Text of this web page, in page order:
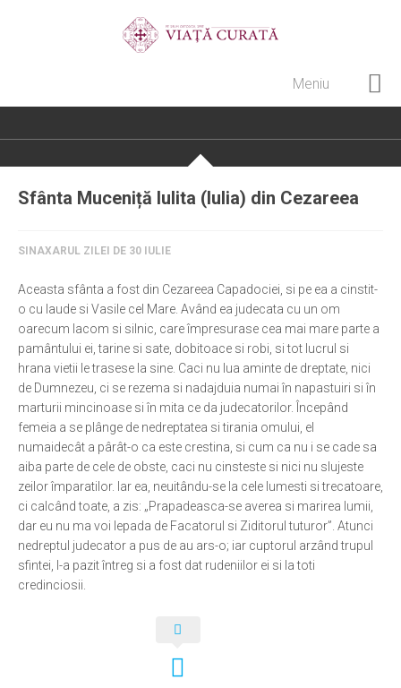
Meniu
Pateric Atonit
Cenaclu creștin
Noi și Biserica
Rânduieli liturgice
Predici și cateheze
Pelerinaje
Ortodox în diaspora
Evenimente
Biserici și mănăstiri
Viață curată
Nevoințe contemporane
Familia de azi
Gadgeturi cu două tăișuri
Sfânta Muceniță Iulita (Iulia) din Cezareea
SINAXARUL ZILEI DE 30 IULIE
Aceasta sfânta a fost din Cezareea Capadociei, si pe ea a cinstit-
o cu laude si Vasile cel Mare. Având ea judecata cu un om
oarecum lacom si silnic, care împresurase cea mai mare parte a
pamântului ei, tarine si sate, dobitoace si robi, si tot lucrul si
hrana vietii le trasese la sine. Caci nu lua aminte de dreptate, nici
de Dumnezeu, ci se rezema si nadajduia numai în napastuiri si în
marturii mincinoase si în mita ce da judecatorilor. Începând
femeia a se plânge de nedreptatea si tirania omului, el
numaidecât a pârât-o ca este crestina, si cum ca nu i se cade sa
aiba parte de cele de obste, caci nu cinsteste si nici nu slujeste
zeilor împaratilor. Iar ea, neuitându-se la cele lumesti si trecatoare,
ci calcând toate, a zis: „Prapadeasca-se averea si marirea lumii,
dar eu nu ma voi lepada de Facatorul si Ziditorul tuturor”. Atunci
nedreptul judecator a pus de au ars-o; iar cuptorul arzând trupul
sfintei, l-a pazit întreg si a fost dat rudeniilor ei si la toti
credinciosii.